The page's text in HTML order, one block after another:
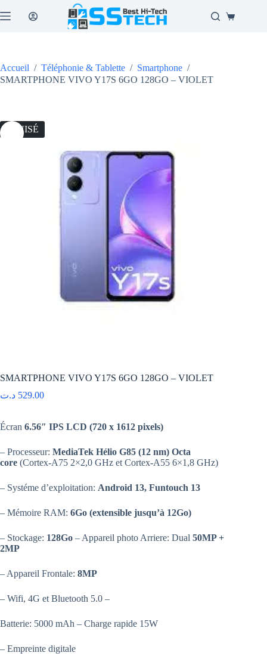
au
Panier
Accueil / Téléphonie & Tablette / Smartphone /
SMARTPHONE VIVO Y17S 6GO 128GO – VIOLET
ÉPUISÉ
SMARTPHONE VIVO Y17S 6GO 128GO – VIOLET
529.00 د.ت
Écran 6.56″ IPS LCD (720 x 1612 pixels)
– Processeur: MediaTek Hélio G85 (12 nm) Octa
core (Cortex-A75 2×2,0 GHz et Cortex-A55 6×1,8 GHz)
– Systéme d’exploitation: Android 13, Funtouch 13
– Mémoire RAM: 6Go (extensible jusqu’à 12Go)
– Stockage: 128Go – Appareil photo Arriere: Dual 50MP +
2MP
– Appareil Frontale: 8MP
– Wifi, 4G et Bluetooth 5.0 –
Batterie: 5000 mAh – Charge rapide 15W
– Empreinte digitale